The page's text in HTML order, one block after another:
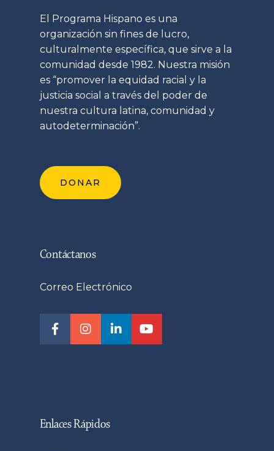
El Programa Hispano es una
organización sin fines de lucro,
culturalmente específica, que sirve a la
comunidad desde 1982. Nuestra misión
es “promover la equidad racial y la
justicia social a través del poder de
nuestra cultura latina, comunidad y
autodeterminación”.
DONAR
Contáctanos
Correo Electrónico
Enlaces Rápidos